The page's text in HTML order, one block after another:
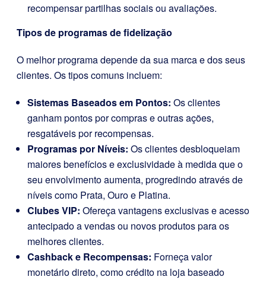
recompensar partilhas sociais ou avaliações.
Tipos de programas de fidelização
O melhor programa depende da sua marca e dos seus
clientes. Os tipos comuns incluem:
Sistemas Baseados em Pontos: Os clientes
ganham pontos por compras e outras ações,
resgatáveis por recompensas.
Programas por Níveis: Os clientes desbloqueiam
maiores benefícios e exclusividade à medida que o
seu envolvimento aumenta, progredindo através de
níveis como Prata, Ouro e Platina.
Clubes VIP: Ofereça vantagens exclusivas e acesso
antecipado a vendas ou novos produtos para os
melhores clientes.
Cashback e Recompensas: Forneça valor
monetário direto, como crédito na loja baseado